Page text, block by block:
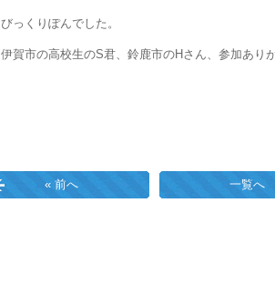
びっくりぽんでした。
伊賀市の高校生のS君、鈴鹿市のHさん、参加あり
« 前へ 一覧へ